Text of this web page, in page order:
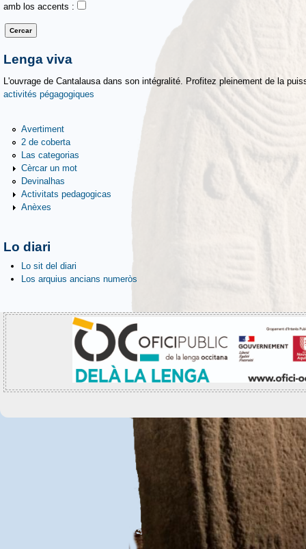
amb los accents :
Lenga viva
L'ouvrage de Cantalausa dans son intégralité. Profitez pleinement de la
activités pégagogiques
Avertiment
2 de coberta
Las categorias
Cèrcar un mot
Devinalhas
Activitats pedagogicas
Anèxes
Lo diari
Lo sit del diari
Los arquius ancians numeròs